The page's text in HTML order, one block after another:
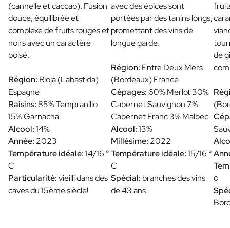
(cannelle et caccao). Fusion
douce, équilibrée et
complexe de fruits rouges et
noirs avec un caractère
boisé.
Région: Rioja (Labastida)
Espagne
Raisins:85% Tempranillo
15% Garnacha
Alcool:14%
Année: 2023
Température idéale:14/16 °
C
Particularité:vieilli dans des
caves du 15ème siècle!
avec des épices sont
portées par des tanins longs,
promettant des vins de
longue garde.
Région: Entre Deux Mers
(Bordeaux) France
Cépages:60% Merlot 30%
Cabernet Sauvignon 7%
Cabernet Franc 3% Malbec
Alcool:13%
Millésime: 2022
Température idéale:15/16 °
C
Spécial: branches des vins
de 43 ans
de
C